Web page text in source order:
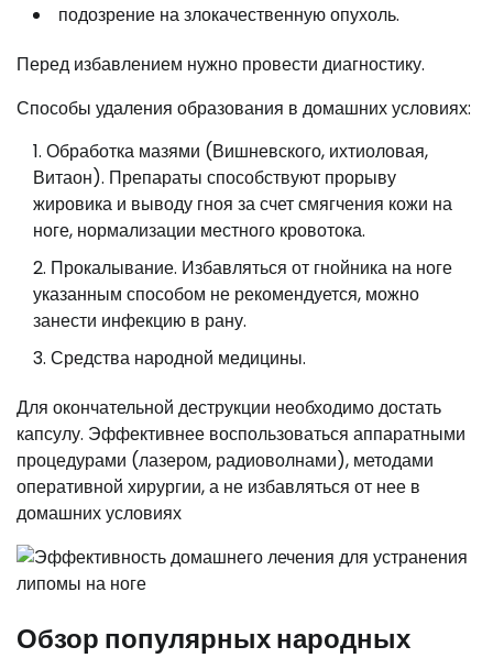
подозрение на злокачественную опухоль.
Перед избавлением нужно провести диагностику.
Способы удаления образования в домашних условиях:
Обработка мазями (Вишневского, ихтиоловая,
Витаон). Препараты способствуют прорыву
жировика и выводу гноя за счет смягчения кожи на
ноге, нормализации местного кровотока.
Прокалывание. Избавляться от гнойника на ноге
указанным способом не рекомендуется, можно
занести инфекцию в рану.
Средства народной медицины.
Для окончательной деструкции необходимо достать
капсулу. Эффективнее воспользоваться аппаратными
процедурами (лазером, радиоволнами), методами
оперативной хирургии, а не избавляться от нее в
домашних условиях
Обзор популярных народных